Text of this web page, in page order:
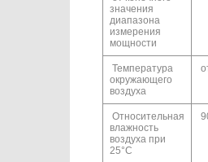
значения
диапазона
измерения
мощности
Температура
окружающего
воздуха
Относительная
влажность
воздуха при
25°C